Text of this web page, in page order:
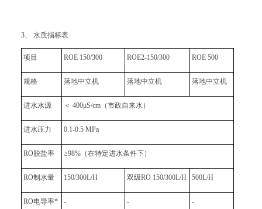
3、 水质指标表
项目 ROE 150/300 ROE2-150/300 ROE 500
规格 落地中立机 落地中立机 落地中立机
进水水源 ＜ 400μS/cm（市政自来水）
进水压力 0.1-0.5 MPa
RO脱盐率 ≥98%（在特定进水条件下）
RO制水量 150/300L/H 双级RO 150/300L/H 500L/H
RO电导率* - - -